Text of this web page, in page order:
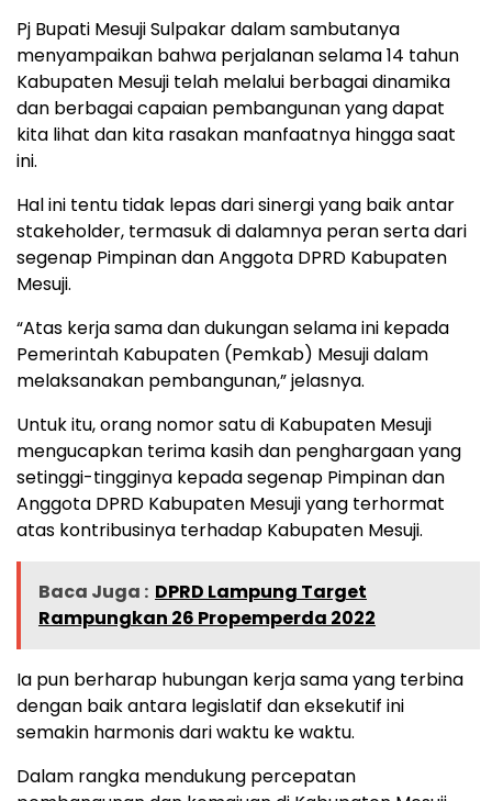
Pj Bupati Mesuji Sulpakar dalam sambutanya
menyampaikan bahwa perjalanan selama 14 tahun
Kabupaten Mesuji telah melalui berbagai dinamika
dan berbagai capaian pembangunan yang dapat
kita lihat dan kita rasakan manfaatnya hingga saat
ini.
Hal ini tentu tidak lepas dari sinergi yang baik antar
stakeholder, termasuk di dalamnya peran serta dari
segenap Pimpinan dan Anggota DPRD Kabupaten
Mesuji.
“Atas kerja sama dan dukungan selama ini kepada
Pemerintah Kabupaten (Pemkab) Mesuji dalam
melaksanakan pembangunan,” jelasnya.
Untuk itu, orang nomor satu di Kabupaten Mesuji
mengucapkan terima kasih dan penghargaan yang
setinggi-tingginya kepada segenap Pimpinan dan
Anggota DPRD Kabupaten Mesuji yang terhormat
atas kontribusinya terhadap Kabupaten Mesuji.
Baca Juga : DPRD Lampung Target
Rampungkan 26 Propemperda 2022
Ia pun berharap hubungan kerja sama yang terbina
dengan baik antara legislatif dan eksekutif ini
semakin harmonis dari waktu ke waktu.
Dalam rangka mendukung percepatan